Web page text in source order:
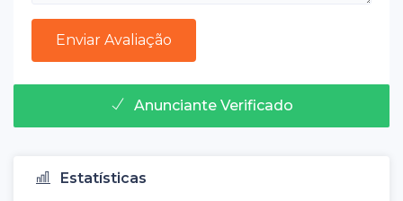
Anunciante Verificado
Estatísticas